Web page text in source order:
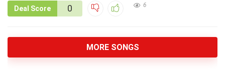
Deal Score 0 6
MORE SONGS